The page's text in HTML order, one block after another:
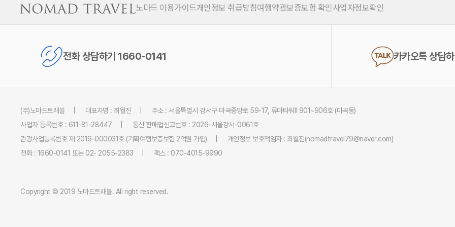
노마드 이용가이드개인정보 취급방침여행약관보증보험 확인사업자정보확인
전화 상담하기 1660-0141 카카오톡 상담
(주)노마드트래블 대표자명 : 최월진
주소 : 서울특별시 강서구 마곡중앙로 59-17, 류마타워Ⅱ 901~906호 (마곡동)
사업자 등록번호 : 611-81-28447
통신 판매업신고번호 : 2026-서울강서-0061호
관광사업등록번호 제 2019-000031호 (기획여행보증보험 2억원 가입)
개인정보 보호책임자 : 최월진(nomadtravel79@naver.com)
전화 : 1660-0141 또는 02- 2055-2383
팩스 : 070-4015-9990
Copyright © 2019 노마드트래블. All right reserved.